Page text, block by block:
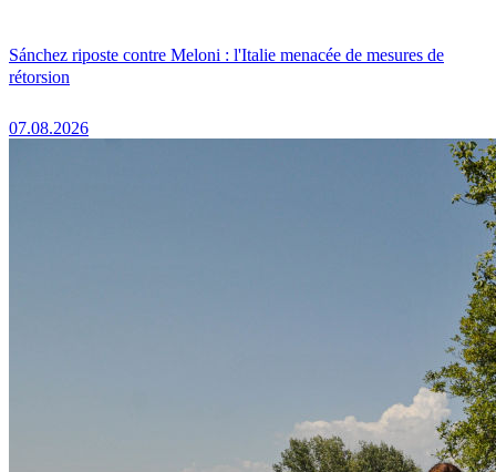
Sánchez riposte contre Meloni : l'Italie menacée de mesures de
rétorsion
07.08.2026